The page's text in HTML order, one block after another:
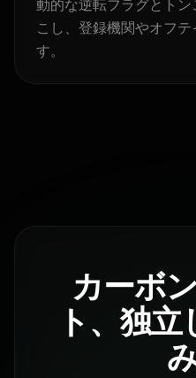
動的な逆転フラグとト
こし、登録機関やオフ
す。
カーボ
ト、独